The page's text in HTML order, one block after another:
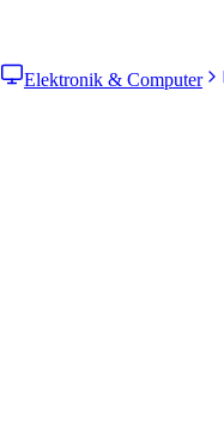
Elektronik & Computer